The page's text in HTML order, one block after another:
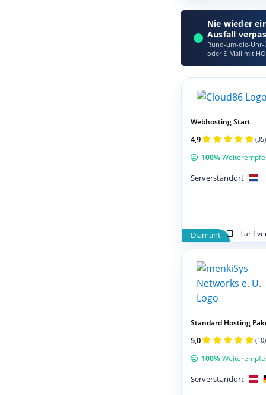
Nie wieder
Ausfall
Rund-um-die-Uhr-
oder E‑Mail mit
Diamant Tarif
Webhosting Start
4,9 (35)
100%
Serverstandort
Standard Hosting
5,0 (10)
100%
Serverstandort